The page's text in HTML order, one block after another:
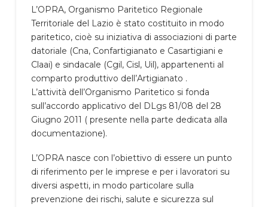
L’OPRA, Organismo Paritetico Regionale
Territoriale del Lazio è stato costituito in modo
paritetico, cioè su iniziativa di associazioni di parte
datoriale (Cna, Confartigianato e Casartigiani e
Claai) e sindacale (Cgil, Cisl, Uil), appartenenti al
comparto produttivo dell’Artigianato .
L’attività dell’Organismo Paritetico si fonda
sull’accordo applicativo del DLgs 81/08 del 28
Giugno 2011 ( presente nella parte dedicata alla
documentazione).
L’OPRA nasce con l’obiettivo di essere un punto
di riferimento per le imprese e per i lavoratori su
diversi aspetti, in modo particolare sulla
prevenzione dei rischi, salute e sicurezza sul